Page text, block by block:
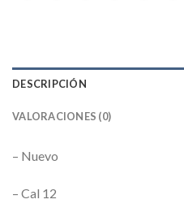
DESCRIPCIÓN
VALORACIONES (0)
– Nuevo
– Cal 12